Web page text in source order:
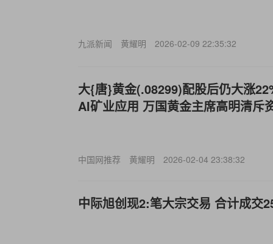
九派新闻 黄耀明 2026-02-09 22:35:32
大{唐}黄金(.08299)配股后仍大涨
AI矿业应用 万国黄金主席高明清斥
中国网推荐 黄耀明 2026-02-04 23:38:32
中际旭创现2:笔大宗交易 合计成交